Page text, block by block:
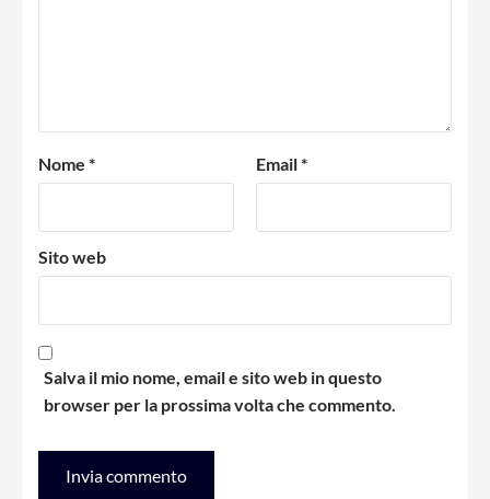
Nome * Email*
Sito web
Salva il mio nome, email e sito web in questo
browser per la prossima volta che commento.